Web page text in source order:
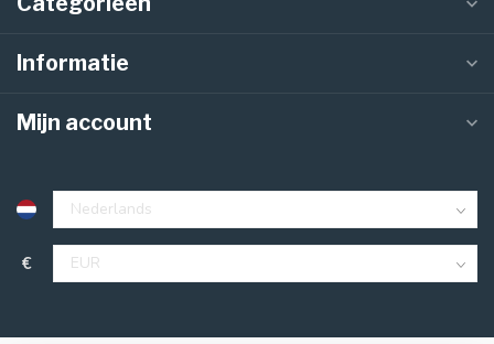
Informatie
Mijn account
€